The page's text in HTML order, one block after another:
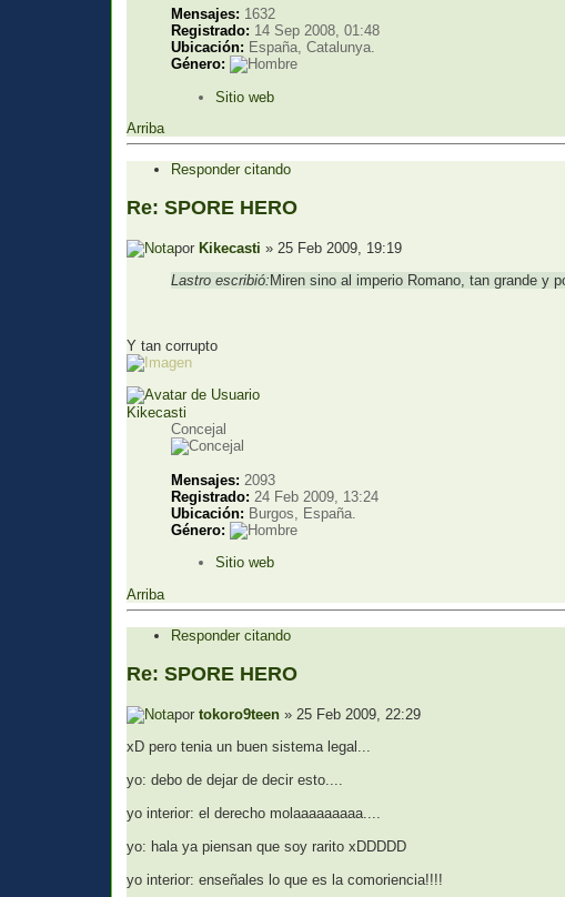
Mensajes: 1632
Registrado: 14 Sep 2008, 01:48
Ubicación: España, Catalunya.
Género:
Sitio web
Arriba
Responder citando
Re: SPORE HERO
por Kikecasti » 25 Feb 2009, 19:19
Lastro escribió: Miren sino al imperio Romano, tan grande y
Y tan corrupto
Kikecasti
Concejal
Mensajes: 2093
Registrado: 24 Feb 2009, 13:24
Ubicación: Burgos, España.
Género:
Sitio web
Arriba
Responder citando
Re: SPORE HERO
portokoro9teen » 25 Feb 2009, 22:29
xD pero tenia un buen sistema legal...
yo: debo de dejar de decir esto....
yo interior: el derecho molaaaaaaaaa....
yo: hala ya piensan que soy rarito xDDDDD
yo interior: enseñales lo que es la comoriencia!!!!